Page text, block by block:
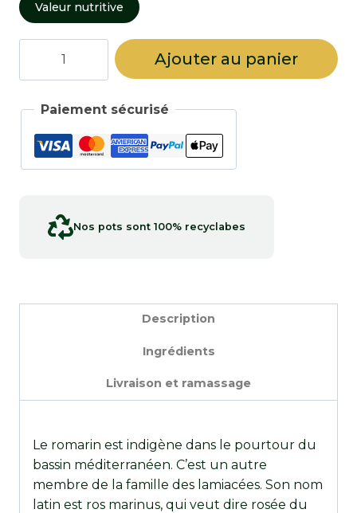
Valeur nutritive
Ajouter au panier
Paiement sécurisé
Nos pots sont 100% recyclabes
Description
Ingrédients
Livraison et ramassage
Le romarin est indigène dans le pourtour du
bassin méditerranéen. C’est un autre
membre de la famille des lamiacées. Son nom
latin est ros marinus, qui veut dire rosée du